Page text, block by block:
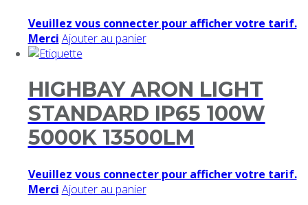
Veuillez vous connecter pour afficher votre tarif.
Merci Ajouter au panier
HIGHBAY ARON LIGHT
STANDARD IP65 100W
5000K 13500LM
Veuillez vous connecter pour afficher votre tarif.
Merci Ajouter au panier